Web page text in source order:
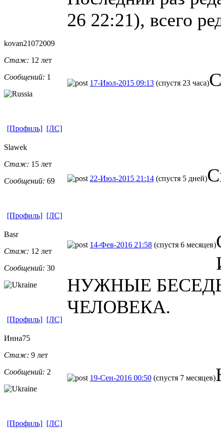
26 22:21), всего
kovan2107200​9
Стаж: 12 лет
Сообщений: 1
17-Июл-2015 09:13 (спустя 23 часа)
[Профиль] [ЛС]
Slawek
Стаж: 15 лет
Сообщений: 69 22-Июл-2015 21:14 (спустя 5 дней)
[Профиль] [ЛС]
Basr
Стаж: 12 лет
Сообщений: 30
14-Фев-2016 21:58 (спустя 6 месяцев)
НУЖНЫЕ
ЧЕЛОВЕКА.
[Профиль] [ЛС]
Инна75
Стаж: 9 лет
Сообщений: 2
19-Сен-2016 00:50 (спустя 7 месяцев)
[Профиль] [ЛС]